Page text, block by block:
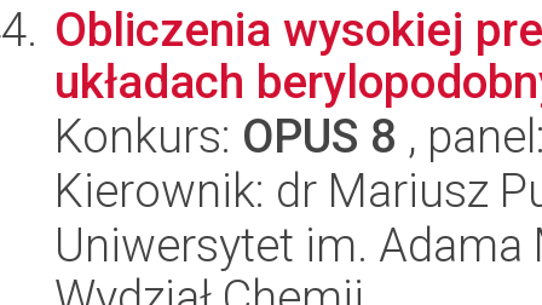
Obliczenia wysokiej
układach
Konkurs: OPUS 8 ,
Kierownik: dr Mariusz
Uniwersytet im.